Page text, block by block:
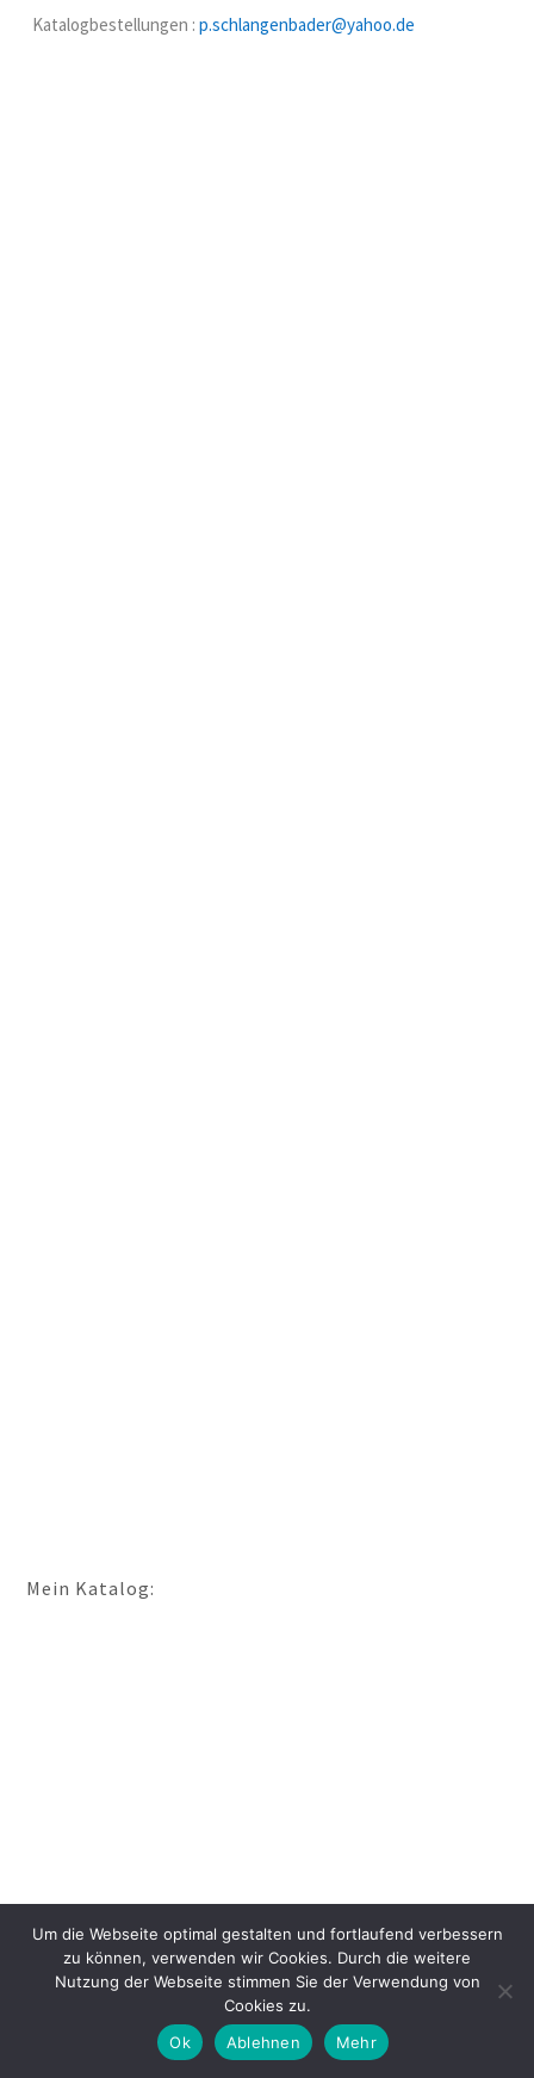
Katalogbestellungen : p.schlangenbader@yahoo.de
Mein Katalog:
Um die Webseite optimal gestalten und fortlaufend verbessern
zu können, verwenden wir Cookies. Durch die weitere
Nutzung der Webseite stimmen Sie der Verwendung von
Cookies zu.
Ok
Ablehnen Mehr